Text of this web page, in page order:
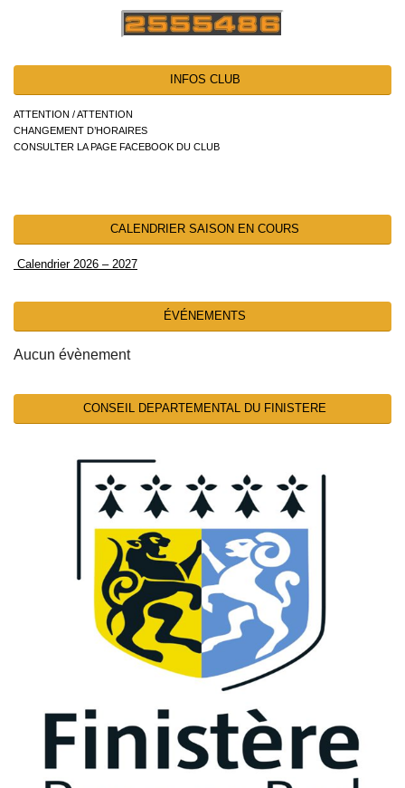
INFOS CLUB
ATTENTION / ATTENTION
CHANGEMENT D’HORAIRES
CONSULTER LA PAGE FACEBOOK DU CLUB
CALENDRIER SAISON EN COURS
Calendrier 2026 – 2027
ÉVÉNEMENTS
Aucun évènement
CONSEIL DEPARTEMENTAL DU FINISTERE